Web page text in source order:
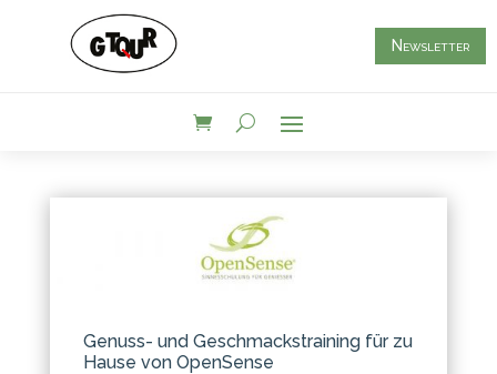
Newsletter
Genuss- und Geschmackstraining für zu
Hause von OpenSense